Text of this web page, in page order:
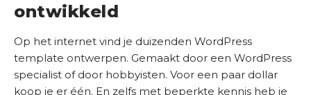
ontwikkeld
Op het internet vind je duizenden WordPress
template ontwerpen. Gemaakt door een WordPress
specialist of door hobbyisten. Voor een paar dollar
koop je er één. En zelfs met beperkte kennis heb je